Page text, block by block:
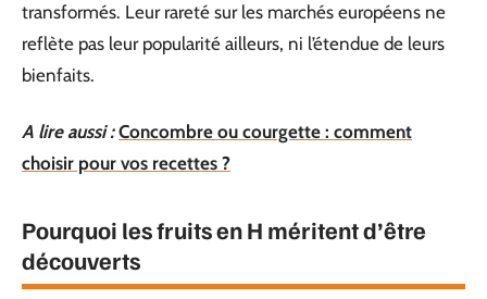
transformés. Leur rareté sur les marchés européens ne
reflète pas leur popularité ailleurs, ni l’étendue de leurs
bienfaits.
A lire aussi : Concombre ou courgette : comment
choisir pour vos recettes ?
Pourquoi les fruits en H méritent d’être
découverts